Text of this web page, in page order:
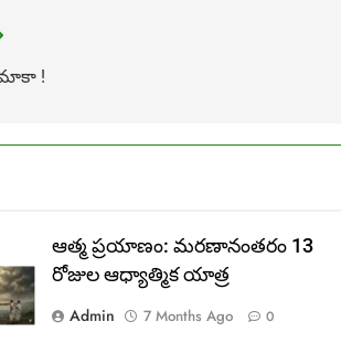
!
ఆత్మ ప్రయాణం: మరణానంతరం 13
రోజుల ఆధ్యాత్మిక యాత్ర
Admin
7 Months Ago 0